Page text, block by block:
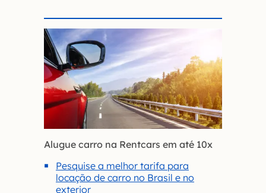
Alugue carro na Rentcars em até 10x
Pesquise a melhor tarifa para
locação de carro no Brasil e no
exterior